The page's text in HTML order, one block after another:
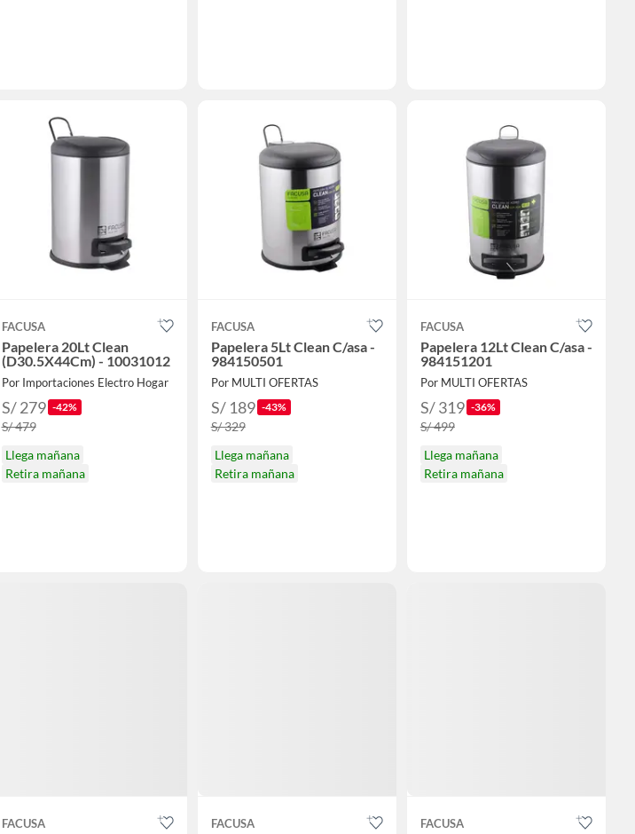
FACUSA
Papelera 20Lt Clean
(D30.5X44Cm) - 10031012
Por Importaciones Electro Hogar
S/ 279 -42%
S/ 479
Llega mañana
Retira mañana
FACUSA
Papelera 5Lt Clean C/asa -
984150501
Por MULTI OFERTAS
S/ 189 -43%
S/ 329
Llega mañana
Retira mañana
FACUSA
Papelera 12Lt Clean C/asa -
984151201
Por MULTI OFERTAS
S/ 319 -36%
S/ 499
Llega mañana
Retira mañana
FACUSA FACUSA FACUSA